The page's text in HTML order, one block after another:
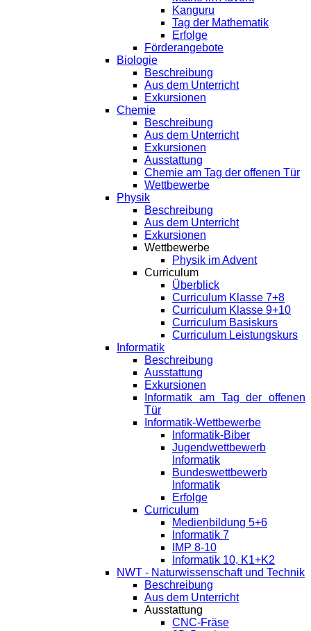
Kanguru
Tag der Mathematik
Erfolge
Förderangebote
Biologie
Beschreibung
Aus dem Unterricht
Exkursionen
Chemie
Beschreibung
Aus dem Unterricht
Exkursionen
Ausstattung
Chemie am Tag der offenen Tür
Wettbewerbe
Physik
Beschreibung
Aus dem Unterricht
Exkursionen
Wettbewerbe
Physik im Advent
Curriculum
Überblick
Curriculum Klasse 7+8
Curriculum Klasse 9+10
Curriculum Basiskurs
Curriculum Leistungskurs
Informatik
Beschreibung
Ausstattung
Exkursionen
Informatik am Tag der offenen
Tür
Informatik-Wettbewerbe
Informatik-Biber
Jugendwettbewerb
Informatik
Bundeswettbewerb
Informatik
Erfolge
Curriculum
Medienbildung 5+6
Informatik 7
IMP 8-10
Informatik 10, K1+K2
NWT - Naturwissenschaft und Technik
Beschreibung
Aus dem Unterricht
Ausstattung
CNC-Fräse